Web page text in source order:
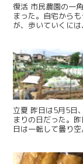
復活 市民農園の一
まった。自宅から
が、歩いていくに
立夏 昨日は5月5日
まりの日だった。
日は一転して曇り